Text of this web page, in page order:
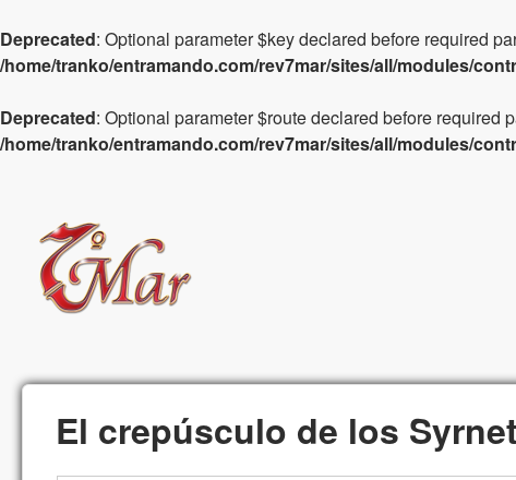
Deprecated: Optional parameter $key declared before required
/home/tranko/entramando.com/rev7mar/sites/all/modules/
Deprecated: Optional parameter $route declared before required
/home/tranko/entramando.com/rev7mar/sites/all/modules/
ReV7Mar
El crepúsculo de los